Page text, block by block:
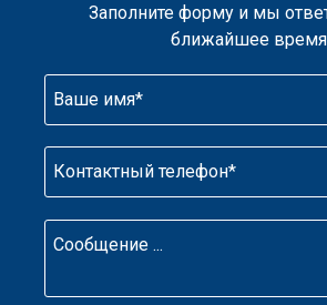
Заполните форму и мы
ближайшее время